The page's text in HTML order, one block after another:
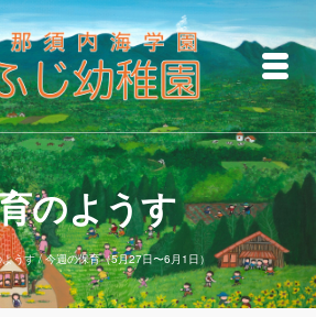
のようす
うす / 今週の保育（5月27日〜6月1日）